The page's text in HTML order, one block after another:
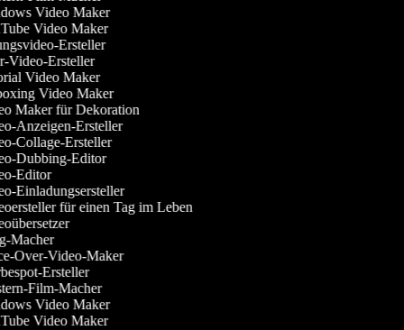
Video Maker
Video Maker
Ersteller
Video-Ersteller
Video Maker
Video Maker
Maker für Dekoration
Anzeigen-Ersteller
Collage-Ersteller
Dubbing-Editor
Editor
Einladungsersteller
für einen Tag im Leben
Macher
Over-Video-Maker
Ersteller
Film-Macher
Video Maker
Video Maker